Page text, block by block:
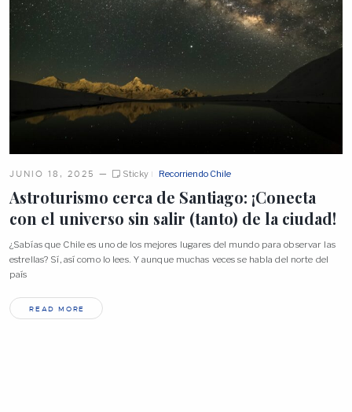
JUNIO 18, 2025 — Sticky Recorriendo Chile
Astroturismo cerca de Santiago: ¡Conecta
con el universo sin salir (tanto) de la ciudad!
¿Sabías que Chile es uno de los mejores lugares del mundo para observar las
estrellas? Sí, así como lo lees. Y aunque muchas veces se habla del norte del
país
READ MORE